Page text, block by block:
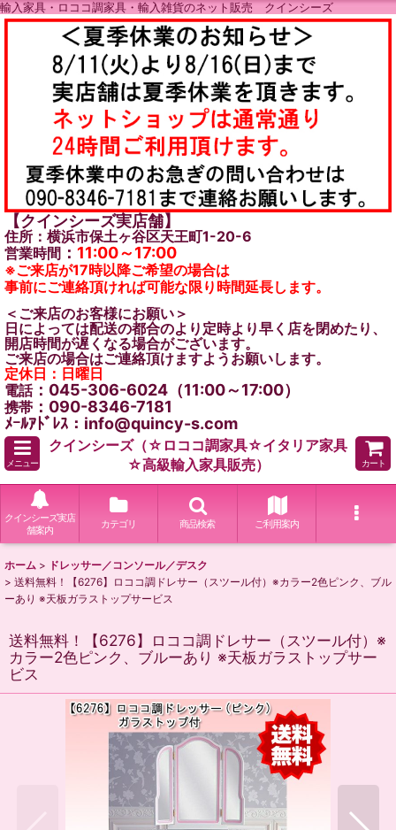
輸入家具・ロココ調家具・輸入雑貨のネット販売 クインシーズ
【クインシーズ実店舗】
住所：横浜市保土ヶ谷区天王町1-20-6
営業時間 ： 11:00～17:00
※ご来店が17時以降ご希望の場合は
事前にご連絡頂ければ可能な限り時間延長します。
＜ご来店のお客様にお願い＞
日によっては配送の都合のより定時より早く店を閉めたり、
開店時間が遅くなる場合がございます。
ご来店の場合はご連絡頂けますようお願いします。
定休日：日曜日
電話：045-306-6024（11:00～17:00）
携帯 ：090-8346-7181
ﾒｰﾙｱﾄﾞﾚｽ：info@quincy-s.com
メニュー
クインシーズ（☆ロココ調家具☆イタリア家具
☆高級輸入家具販売）
カート
クインシーズ実店
舗案内
カテゴリ 商品検索 ご利用案内
ホーム > ドレッサー／コンソール／デスク
> 送料無料！【6276】ロココ調ドレサー（スツール付）※カラー2色ピンク、ブル
ーあり ※天板ガラストップサービス
送料無料！【6276】ロココ調ドレサー（スツール付）※
カラー2色ピンク、ブルーあり ※天板ガラストップサー
ビス